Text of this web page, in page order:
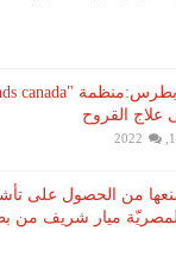
القروح
من الحصول على
​ميار شريف​ من